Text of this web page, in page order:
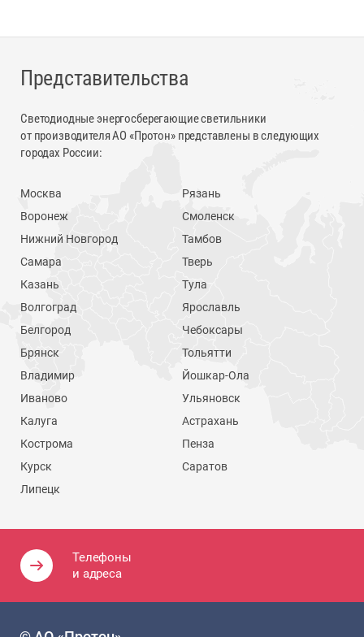
Телефоны
и адреса
Представительства
Светодиодные энергосберегающие светильники
от производителя АО «Протон» представлены в следующих
городах России:
Москва
Воронеж
Нижний Новгород
Самара
Казань
Волгоград
Белгород
Брянск
Владимир
Иваново
Калуга
Кострома
Курск
Липецк
Рязань
Смоленск
Тамбов
Тверь
Тула
Ярославль
Чебоксары
Тольятти
Йошкар-Ола
Ульяновск
Астрахань
Пенза
Саратов